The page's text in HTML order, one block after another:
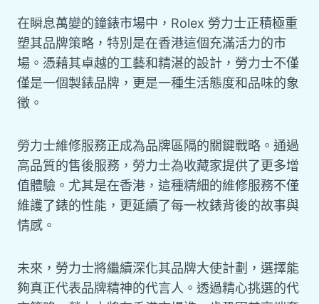
在瞬息萬變的鐘錶市場中，Rolex 勞力士正積極重
塑其品牌策略，特別是在香港這個充滿活力的市
場。憑藉其卓越的工藝和精湛的設計，勞力士不僅
僅是一個製錶品牌，更是一種生活態度和品味的象
徵。
勞力士維修服務正成為品牌區隔的關鍵戰略。通過
高品質的售後服務，勞力士為收藏家提供了更多增
值體驗。尤其是在香港，這種精細的維修服務不僅
維護了錶的性能，更延續了每一枚錶背後的故事與
情感。
未來，勞力士將繼續深化其品牌大使計劃，選擇能
夠真正代表品牌精神的代言人。透過精心挑選的代